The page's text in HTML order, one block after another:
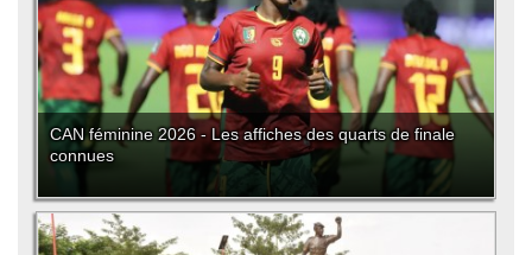
CAN féminine 2026 - Les affiches des quarts de finale
connues